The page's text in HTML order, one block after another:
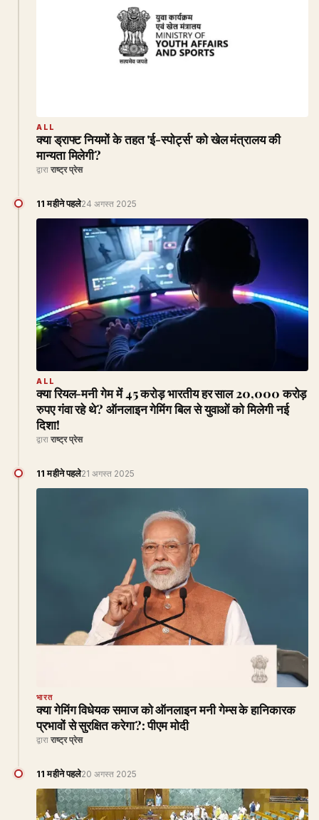
ALL
क्या ड्राफ्ट नियमों के तहत 'ई-स्पोर्ट्स' को खेल मंत्रालय की
मान्यता मिलेगी?
द्वारा राष्ट्र प्रेस
11 महीने पहले24 अगस्त 2025
ALL
क्या रियल-मनी गेम में 45 करोड़ भारतीय हर साल 20,000 करोड़
रुपए गंवा रहे थे? ऑनलाइन गेमिंग बिल से युवाओं को मिलेगी नई
दिशा!
द्वारा राष्ट्र प्रेस
11 महीने पहले21 अगस्त 2025
भारत
क्या गेमिंग विधेयक समाज को ऑनलाइन मनी गेम्स के हानिकारक
प्रभावों से सुरक्षित करेगा?: पीएम मोदी
द्वारा राष्ट्र प्रेस
11 महीने पहले20 अगस्त 2025